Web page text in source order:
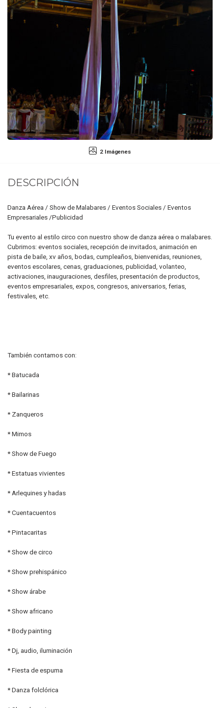
2 Imágenes
DESCRIPCIÓN
Danza Aérea / Show de Malabares / Eventos Sociales / Eventos
Empresariales /Publicidad
Tu evento al estilo circo con nuestro show de danza aérea o malabares.
Cubrimos: eventos sociales, recepción de invitados, animación en
pista de baile, xv años, bodas, cumpleaños, bienvenidas, reuniones,
eventos escolares, cenas, graduaciones, publicidad, volanteo,
activaciones, inauguraciones, desfiles, presentación de productos,
eventos empresariales, expos, congresos, aniversarios, ferias,
festivales, etc.
También contamos con:
* Batucada
* Bailarinas
* Zanqueros
* Mimos
* Show de Fuego
* Estatuas vivientes
* Arlequines y hadas
* Cuentacuentos
* Pintacaritas
* Show de circo
* Show prehispánico
* Show árabe
* Show africano
* Body painting
* Dj, audio, iluminación
* Fiesta de espuma
* Danza folclórica